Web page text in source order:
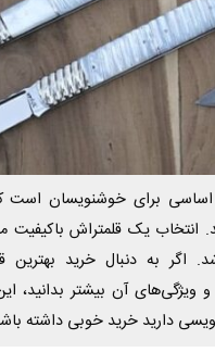
اساسی برای خوشنویسان
انتخاب یک قلمتراش باکیفیت
اگر به دنبال خرید
ویژگی‌های آن بیشتر بدانید،
دارید خرید خوبی داشته